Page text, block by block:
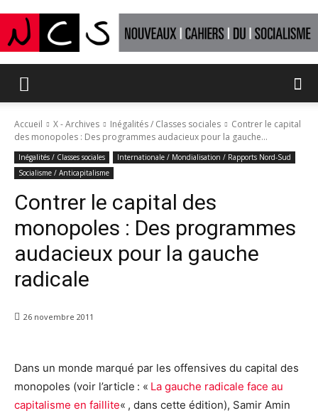
du
Accueil X - Archives Inégalités / Classes sociales
Contrer le capital
des monopoles : Des programmes audacieux pour la gauche...
Inégalités / Classes sociales
Internationale / Mondialisation / Rapports Nord-Sud
Socialisme / Anticapitalisme
Contrer le capital des
monopoles : Des programmes
audacieux pour la gauche
radicale
26 novembre 2011
Dans un monde marqué par les offensives du capital des
monopoles (voir l’article : « La gauche radicale face au
capitalisme en faillite« , dans cette édition), Samir Amin